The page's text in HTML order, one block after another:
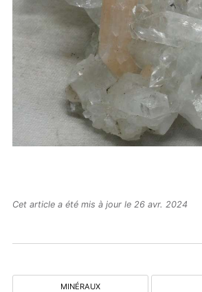
Cet article a été mis à jour le 26 avr. 2024
MINÉRAUX